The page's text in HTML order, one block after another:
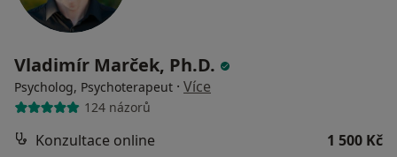
Vladimír Marček, Ph.D.
Psycholog, Psychoterapeut · Více
124 názorů
Konzultace online
1 500 Kč